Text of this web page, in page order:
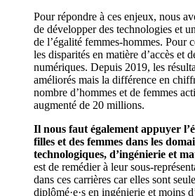
Pour répondre à ces enjeux, nous
de développer des technologies et
de l’égalité femmes-hommes. Pour
les disparités en matière d’accès et
numériques. Depuis 2019, les
améliorés mais la différence en
nombre d’hommes et de femmes
augmenté de 20 millions.
Il nous faut également appuyer
filles et des femmes dans les
technologiques, d’ingénierie et
est de remédier à leur sous-
dans ces carrières car elles sont
diplômé·e·s en ingénierie et moins